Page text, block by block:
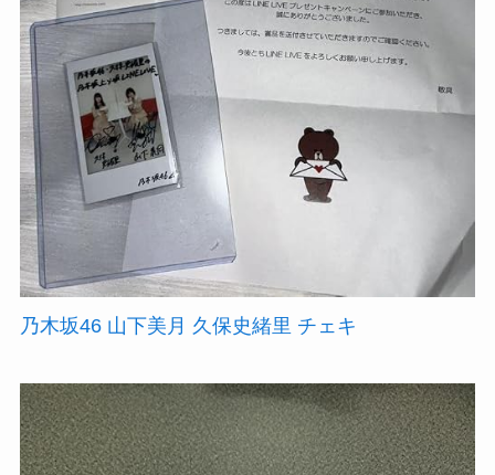
乃木坂46 山下美月 久保史緒里 チェキ